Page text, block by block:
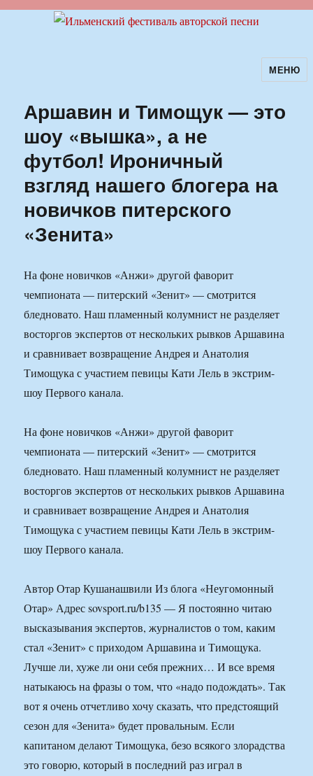
Ильменский фестиваль авторскойМЕНЮ
Аршавин и Тимощук — это
шоу «вышка», а не
футбол! Ироничный
взгляд нашего блогера на
новичков питерского
«Зенита»
На фоне новичков «Анжи» другой фаворит
чемпионата — питерский «Зенит» — смотрится
бледновато. Наш пламенный колумнист не разделяет
восторгов экспертов от нескольких рывков Аршавина
и сравнивает возвращение Андрея и Анатолия
Тимощука с участием певицы Кати Лель в экстрим-
шоу Первого канала.
На фоне новичков «Анжи» другой фаворит
чемпионата — питерский «Зенит» — смотрится
бледновато. Наш пламенный колумнист не разделяет
восторгов экспертов от нескольких рывков Аршавина
и сравнивает возвращение Андрея и Анатолия
Тимощука с участием певицы Кати Лель в экстрим-
шоу Первого канала.
Автор Отар Кушанашвили Из блога «Неугомонный
Отар» Адрес sovsport.ru/b135 — Я постоянно читаю
высказывания экспертов, журналистов о том, каким
стал «Зенит» с приходом Аршавина и Тимощука.
Лучше ли, хуже ли они себя прежних… И все время
натыкаюсь на фразы о том, что «надо подождать». Так
вот я очень отчетливо хочу сказать, что предстоящий
сезон для «Зенита» будет провальным. Если
капитаном делают Тимощука, безо всякого злорадства
это говорю, который в последний раз играл в